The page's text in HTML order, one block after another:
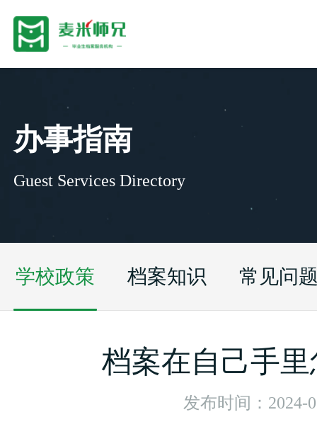
办事指南
Guest Services Directory
学校政策 档案知识 常见问
档案在自己手
发布时间：2024-